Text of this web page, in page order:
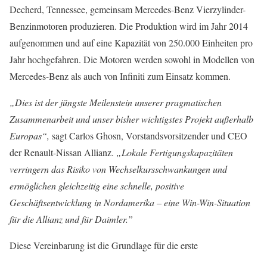
Decherd, Tennessee, gemeinsam Mercedes-Benz Vierzylinder-
Benzinmotoren produzieren. Die Produktion wird im Jahr 2014
aufgenommen und auf eine Kapazität von 250.000 Einheiten pro
Jahr hochgefahren. Die Motoren werden sowohl in Modellen von
Mercedes-Benz als auch von Infiniti zum Einsatz kommen.
„Dies ist der jüngste Meilenstein unserer pragmatischen
Zusammenarbeit und unser bisher wichtigstes Projekt außerhalb
Europas“, sagt Carlos Ghosn, Vorstandsvorsitzender und CEO
der Renault-Nissan Allianz. „Lokale Fertigungskapazitäten
verringern das Risiko von Wechselkursschwankungen und
ermöglichen gleichzeitig eine schnelle, positive
Geschäftsentwicklung in Nordamerika – eine Win-Win-Situation
für die Allianz und für Daimler.”
Diese Vereinbarung ist die Grundlage für die erste